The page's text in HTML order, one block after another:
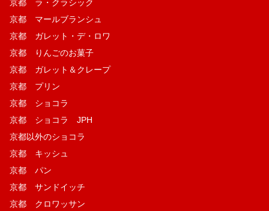
京都 ラ・クラシック
京都 マールブランシュ
京都 ガレット・デ・ロワ
京都 りんごのお菓子
京都 ガレット＆クレープ
京都 プリン
京都 ショコラ
京都 ショコラ JPH
京都以外のショコラ
京都 キッシュ
京都 パン
京都 サンドイッチ
京都 クロワッサン